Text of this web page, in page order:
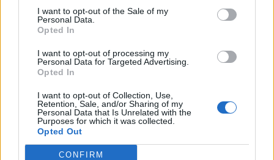
I want to opt-out of the Sale of my
Personal Data.
Opted In
I want to opt-out of processing my
Personal Data for Targeted Advertising.
Opted In
I want to opt-out of Collection, Use,
Retention, Sale, and/or Sharing of my
Personal Data that Is Unrelated with the
Purposes for which it was collected.
Opted Out
CONFIRM